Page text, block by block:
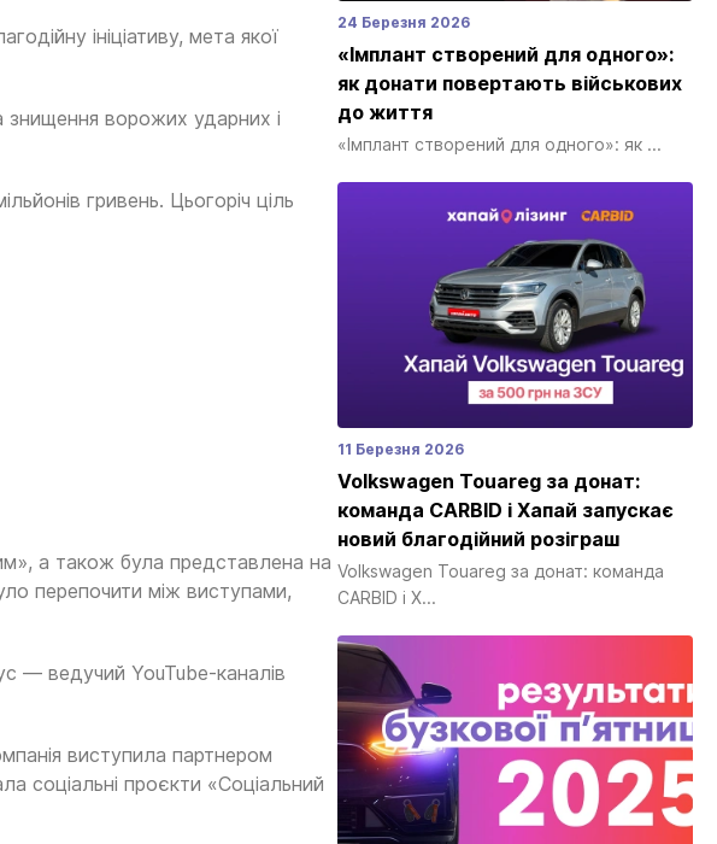
ініціативу, мета якої
знищення ворожих ударних і
гривень. Цьогоріч ціль
а також була представлена на
перепочити між виступами,
— ведучий YouTube-каналів
виступила партнером
соціальні проєкти «Соціальний
24 Березня 2026
«Імплант створений для одного»:
як донати повертають військових
до життя
«Імплант створений для одного»: як ...
11 Березня 2026
Volkswagen Touareg за донат:
команда CARBID і Хапай запускає
новий благодійний розіграш
Volkswagen Touareg за донат: команда
CARBID і Х...